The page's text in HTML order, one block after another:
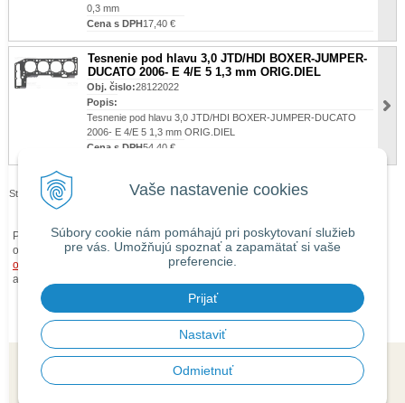
Vaše nastavenie cookies
Súbory cookie nám pomáhajú pri poskytovaní služieb
pre vás. Umožňujú spoznať a zapamätať si vaše
preferencie.
Prijať
Nastaviť
Odmietnuť
0,3 mm
Cena s DPH17,40 €
Tesnenie pod hlavu 3,0 JTD/HDI BOXER-JUMPER-
DUCATO 2006- E 4/E 5 1,3 mm ORIG.DIEL
Obj. čislo:28122022
Popis:
Tesnenie pod hlavu 3,0 JTD/HDI BOXER-JUMPER-DUCATO
2006- E 4/E 5 1,3 mm ORIG.DIEL
Cena s DPH54,40 €
Stránky: 1 5 … >|
Pri zaslaní tovaru mimo územia Slovenskej republiky budú ku každej
objednávke prirátanénáklady na dopravu mimo územia SR podľa
obchodných podmienok
. O cene Vás budeme vopred informovať telefonicky
alebo e-mailom.
© 2026 isaauto.sk • tvorba eshopu cez UNIobchod
spoločnosti